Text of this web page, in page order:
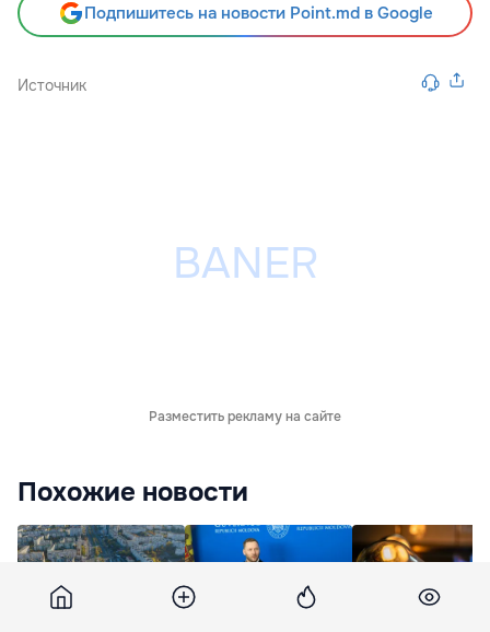
Подпишитесь на новости Point.md в Google
Источник
Разместить рекламу на сайте
Похожие новости